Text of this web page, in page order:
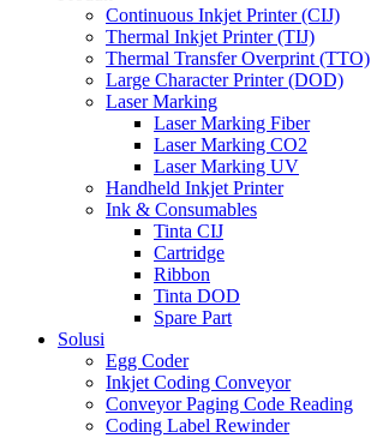
Continuous Inkjet Printer (CIJ)
Thermal Inkjet Printer (TIJ)
Thermal Transfer Overprint (TTO)
Large Character Printer (DOD)
Laser Marking
Laser Marking Fiber
Laser Marking CO2
Laser Marking UV
Handheld Inkjet Printer
Ink & Consumables
Tinta CIJ
Cartridge
Ribbon
Tinta DOD
Spare Part
Solusi
Egg Coder
Inkjet Coding Conveyor
Conveyor Paging Code Reading
Coding Label Rewinder